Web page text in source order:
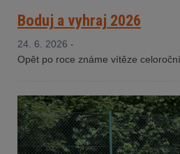
Boduj a vyhraj 2026
24. 6. 2026 -
Opět po roce známe vítěze